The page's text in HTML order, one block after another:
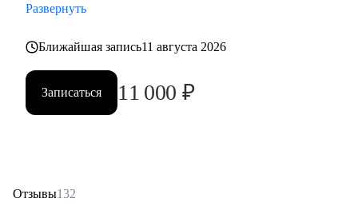
Развернуть
Ближайшая запись11 августа 2026
Записаться 11 000 ₽
Отзывы132